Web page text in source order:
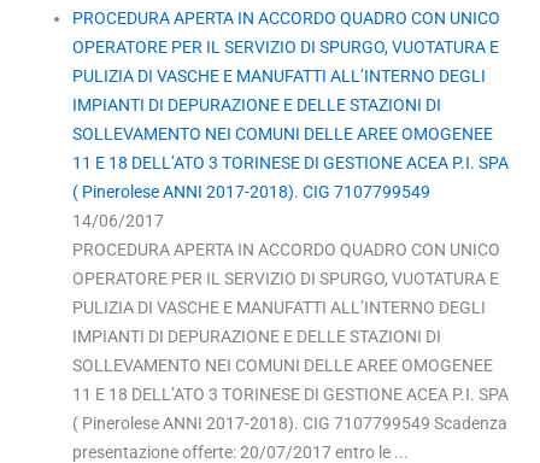
PROCEDURA APERTA IN ACCORDO QUADRO CON UNICO
OPERATORE PER IL SERVIZIO DI SPURGO, VUOTATURA E
PULIZIA DI VASCHE E MANUFATTI ALL’INTERNO DEGLI
IMPIANTI DI DEPURAZIONE E DELLE STAZIONI DI
SOLLEVAMENTO NEI COMUNI DELLE AREE OMOGENEE
11 E 18 DELL’ATO 3 TORINESE DI GESTIONE ACEA P.I. SPA
( Pinerolese ANNI 2017-2018). CIG 7107799549
14/06/2017
PROCEDURA APERTA IN ACCORDO QUADRO CON UNICO
OPERATORE PER IL SERVIZIO DI SPURGO, VUOTATURA E
PULIZIA DI VASCHE E MANUFATTI ALL’INTERNO DEGLI
IMPIANTI DI DEPURAZIONE E DELLE STAZIONI DI
SOLLEVAMENTO NEI COMUNI DELLE AREE OMOGENEE
11 E 18 DELL’ATO 3 TORINESE DI GESTIONE ACEA P.I. SPA
( Pinerolese ANNI 2017-2018). CIG 7107799549 Scadenza
presentazione offerte: 20/07/2017 entro le ...